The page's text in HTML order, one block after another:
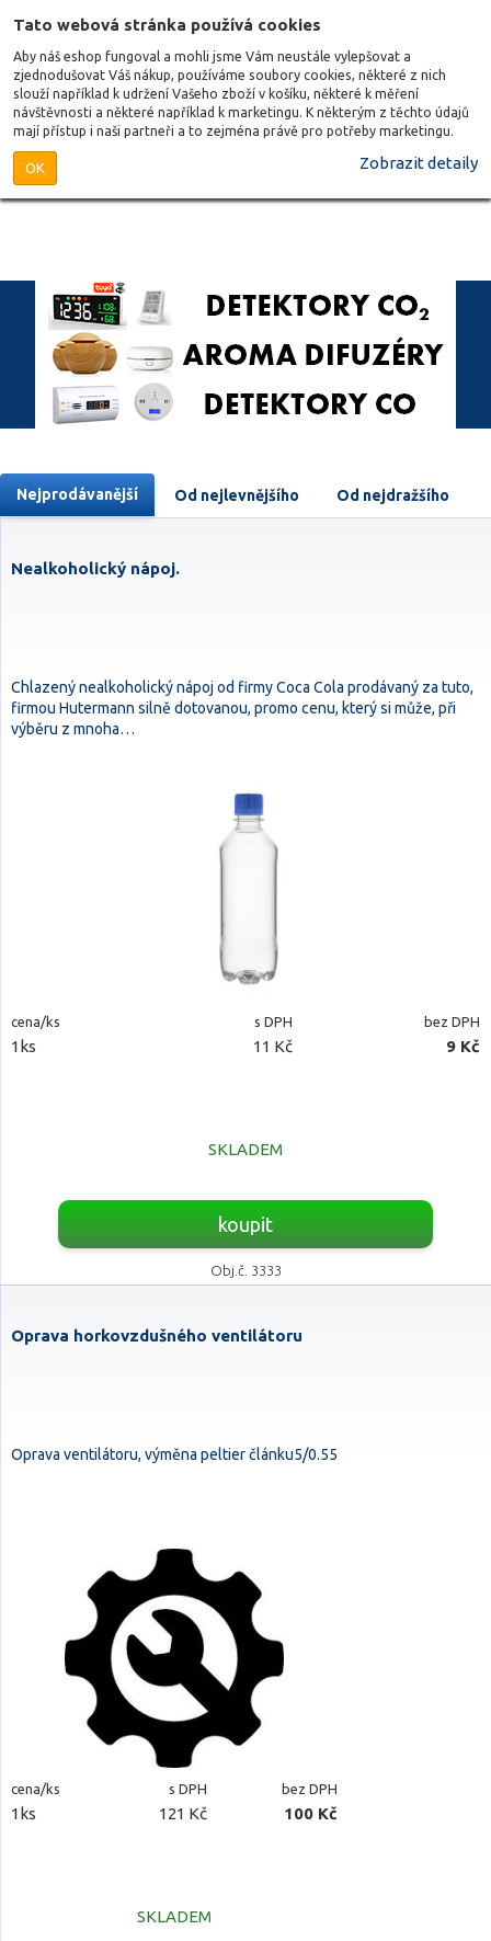
Tato webová stránka používá cookies
Aby náš eshop fungoval a mohli jsme Vám neustále vylepšovat a
zjednodušovat Váš nákup, používáme soubory cookies, některé z nich
slouží například k udržení Vašeho zboží v košíku, některé k měření
návštěvnosti a některé například k marketingu. K některým z těchto údajů
mají přístup i naši partneři a to zejména právě pro potřeby marketingu.
OK Zobrazit detaily
Nejprodávanější Od nejlevnějšího Od nejdražšího
Nealkoholický nápoj.
Chlazený nealkoholický nápoj od firmy Coca Cola prodávaný za tuto,
firmou Hutermann silně dotovanou, promo cenu, který si může, při
výběru z mnoha…
cena/ks s DPH bez DPH
1ks 11 Kč 9 Kč
SKLADEM
koupit
Obj.č. 3333
Oprava horkovzdušného ventilátoru
Oprava ventilátoru, výměna peltier článku5/0.55
cena/ks s DPH bez DPH
1ks 121 Kč 100 Kč
SKLADEM